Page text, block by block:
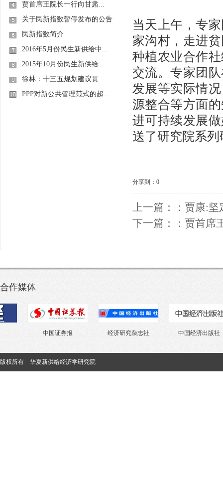
贾首席王院长一行向甘肃...
关于民新指数暂停发布的公告
民新指数简介
2016年5月份民生新供给中...
2015年10月份民生新供给...
徐林：十三五规划建议贯...
PPP对新公共管理范式的超...
当天上午，专
家沟村，走进
种植农业合作
交流。专家团
发展等实际情
源整合等方面
进可持续发展
送了研究院系
分享到： 0
上一篇：： 贾康:坚
下一篇：： 贾首席
合作媒体
中国证券报 经济研究杂志社 中国经济出版社
版权所有 华夏新供给经济学研究院